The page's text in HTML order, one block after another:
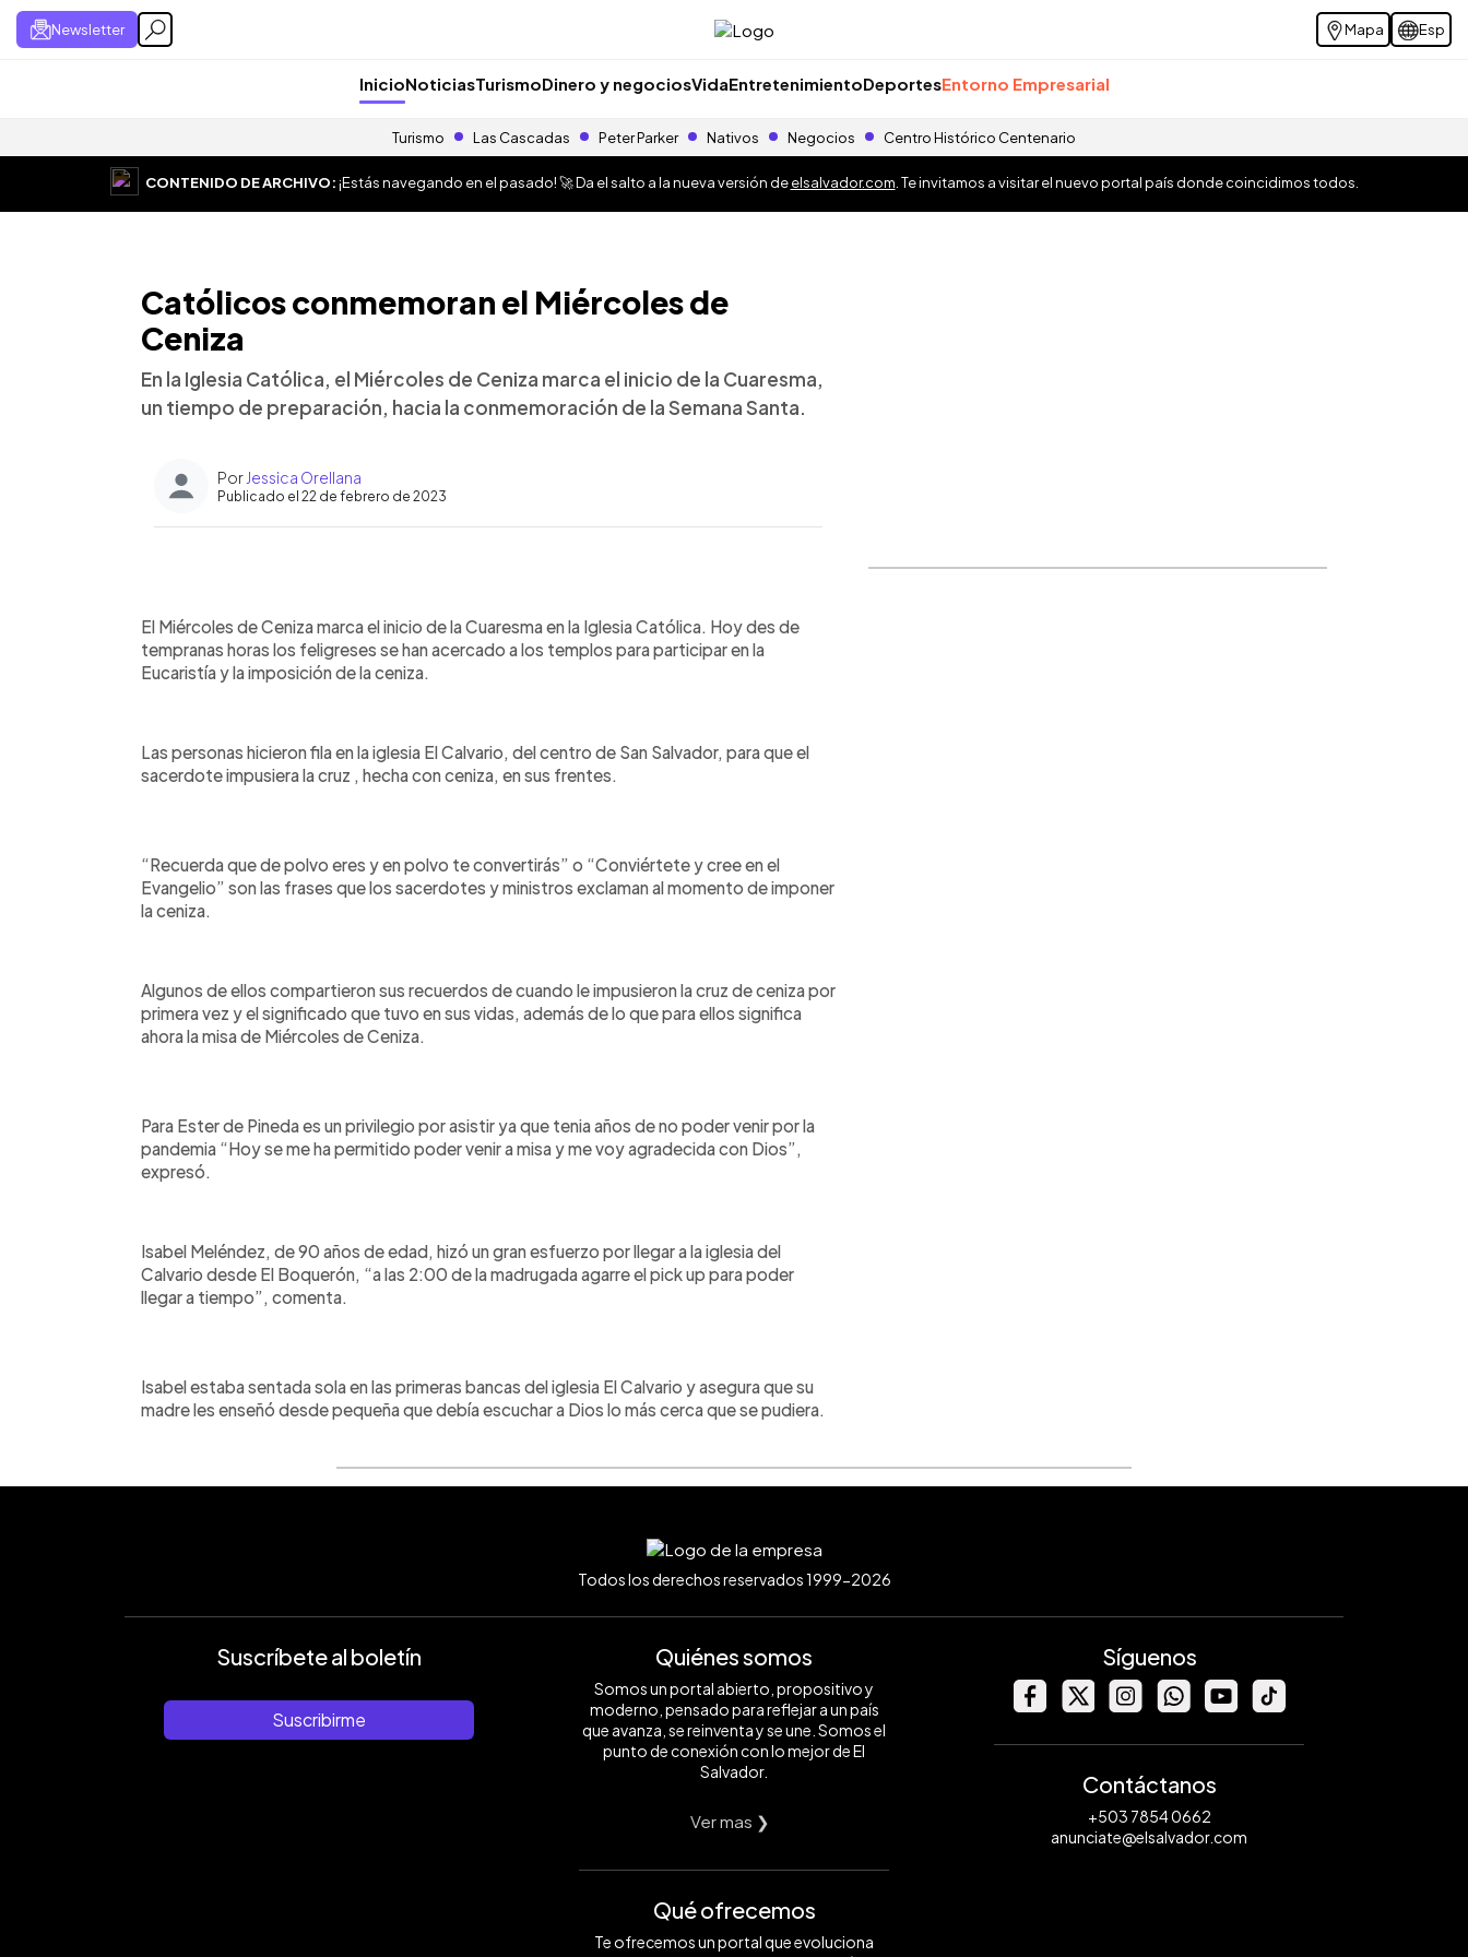
Newsletter Mapa Esp
InicioNoticiasTurismoDinero y negociosVidaEntretenimientoDeportesEntorno Empresarial
Turismo Las Cascadas Peter Parker Nativos Negocios Centro Histórico Centenario
CONTENIDO DE ARCHIVO:¡Estás navegando en el pasado! 🚀 Da el salto a la nueva versión deelsalvador.com . Te invitamos a visitar el nuevo portal país donde coincidimos todos.
Católicos conmemoran el Miércoles de
Ceniza
En la Iglesia Católica, el Miércoles de Ceniza marca el inicio de la Cuaresma,
un tiempo de preparación, hacia la conmemoración de la Semana Santa.
Por Jessica Orellana
Publicado el 22 de febrero de 2023
► Escuchar artículo
El Miércoles de Ceniza marca el inicio de la Cuaresma en la Iglesia Católica. Hoy des de
tempranas horas los feligreses se han acercado a los templos para participar en la
Eucaristía y la imposición de la ceniza.
Las personas hicieron fila en la iglesia El Calvario, del centro de San Salvador, para que el
sacerdote impusiera la cruz , hecha con ceniza, en sus frentes.
“Recuerda que de polvo eres y en polvo te convertirás” o “Conviértete y cree en el
Evangelio” son las frases que los sacerdotes y ministros exclaman al momento de imponer
la ceniza.
Algunos de ellos compartieron sus recuerdos de cuando le impusieron la cruz de ceniza por
primera vez y el significado que tuvo en sus vidas, además de lo que para ellos significa
ahora la misa de Miércoles de Ceniza.
Para Ester de Pineda es un privilegio por asistir ya que tenia años de no poder venir por la
pandemia “Hoy se me ha permitido poder venir a misa y me voy agradecida con Dios”,
expresó.
Isabel Meléndez, de 90 años de edad, hizó un gran esfuerzo por llegar a la iglesia del
Calvario desde El Boquerón, “a las 2:00 de la madrugada agarre el pick up para poder
llegar a tiempo”, comenta.
Isabel estaba sentada sola en las primeras bancas del iglesia El Calvario y asegura que su
madre les enseñó desde pequeña que debía escuchar a Dios lo más cerca que se pudiera.
Todos los derechos reservados 1999-2026
Suscríbete al boletín
Suscribirme
Quiénes somos
Somos un portal abierto, propositivo y
moderno, pensado para reflejar a un país
que avanza, se reinventa y se une. Somos el
punto de conexión con lo mejor de El
Salvador.
Ver mas ❯
Qué ofrecemos
Te ofrecemos un portal que evoluciona
Síguenos
Contáctanos
+503 7854 0662
anunciate@elsalvador.com